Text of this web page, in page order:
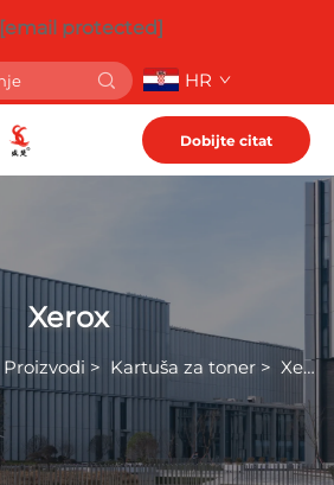
[email protected]
HR
Dobijte citat
Xerox
Proizvodi > Kartuša za toner > Xerox